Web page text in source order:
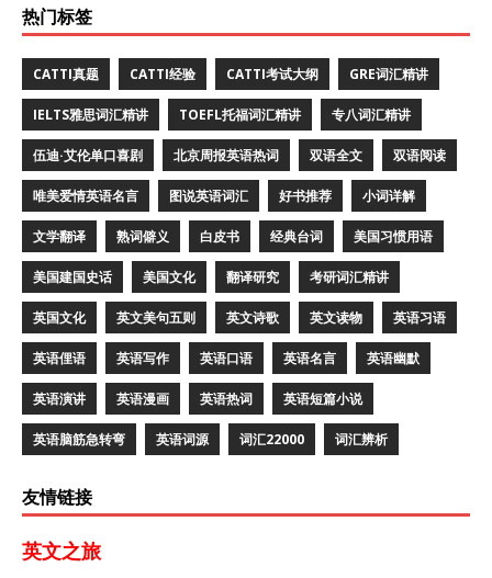
热门标签
CATTI真题 CATTI经验 CATTI考试大纲 GRE词汇精讲
IELTS雅思词汇精讲 TOEFL托福词汇精讲 专八词汇精讲
伍迪·艾伦单口喜剧 北京周报英语热词 双语全文 双语阅读
唯美爱情英语名言 图说英语词汇 好书推荐 小词详解
文学翻译 熟词僻义 白皮书 经典台词 美国习惯用语
美国建国史话 美国文化 翻译研究 考研词汇精讲
英国文化 英文美句五则 英文诗歌 英文读物 英语习语
英语俚语 英语写作 英语口语 英语名言 英语幽默
英语演讲 英语漫画 英语热词 英语短篇小说
英语脑筋急转弯 英语词源 词汇22000 词汇辨析
友情链接
英文之旅